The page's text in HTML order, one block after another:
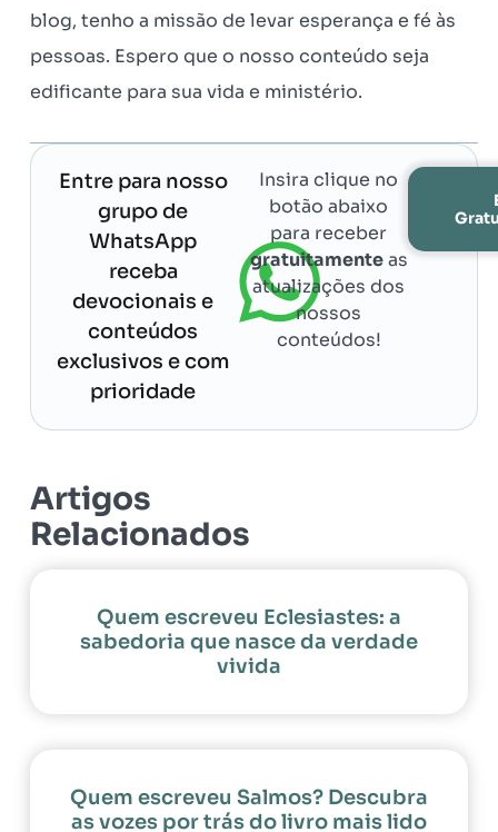
blog, tenho a missão de levar esperança e fé às
pessoas. Espero que o nosso conteúdo seja
edificante para sua vida e ministério.
Entre para nosso
grupo de
WhatsApp
receba
devocionais e
conteúdos
exclusivos e com
prioridade
Insira clique no
botão abaixo
para receber
gratuitamenteas
atualizações dos
nossos
conteúdos!
Artigos
Relacionados
Quem escreveu Eclesiastes: a
sabedoria que nasce da verdade
vivida
Quem escreveu Salmos? Descubra
as vozes por trás do livro mais lido